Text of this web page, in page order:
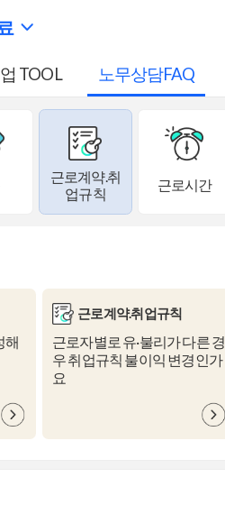
TOOL 노무상담FAQ
근로계약.취
업규칙
근로시간
해
근로계약.취업규칙
근로자별로 유·불리가 다른 경
우 취업규칙 불이익 변경인가
요